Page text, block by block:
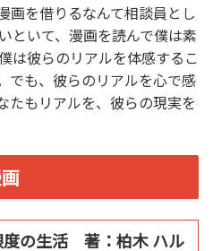
画を借りるなんて相談員とし
といて、漫画を読んで僕は素
は彼らのリアルを体感するこ
でも、彼らのリアルを心で感
たもリアルを、彼らの現実を
度の生活 著：柏木 ハル